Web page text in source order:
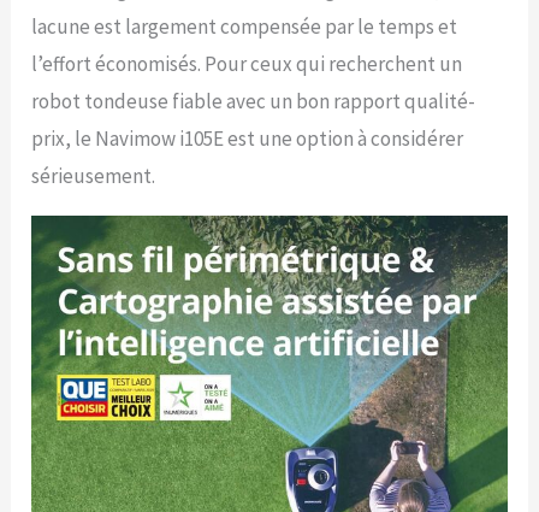
qu'en Europe.
lacune est largement compensée par le temps et
l’effort économisés. Pour ceux qui recherchent un
robot tondeuse fiable avec un bon rapport qualité-
prix, le Navimow i105E est une option à considérer
sérieusement.